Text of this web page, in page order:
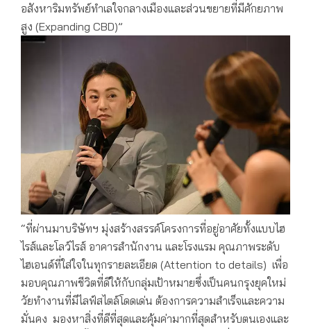
อสังหาริมทรัพย์ทำเลใจกลางเมืองและส่วนขยายที่มีศักยภาพ
สูง (Expanding CBD)”
“ที่ผ่านมาบริษัทฯ มุ่งสร้างสรรค์โครงการที่อยู่อาศัยทั้งแบบไฮ
ไรส์และโลว์ไรส์ อาคารสำนักงาน และโรงแรม คุณภาพระดับ
ไฮเอนด์ที่ใส่ใจในทุกรายละเอียด (Attention to details) เพื่อ
มอบคุณภาพชีวิตที่ดีให้กับกลุ่มเป้าหมายซึ่งเป็นคนกรุงยุคใหม่
วัยทำงานที่มีไลฟ์สไตล์โดดเด่น ต้องการความสำเร็จและความ
มั่นคง มองหาสิ่งที่ดีที่สุดและคุ้มค่ามากที่สุดสำหรับตนเองและ